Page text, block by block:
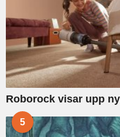
Roborock visar upp
5